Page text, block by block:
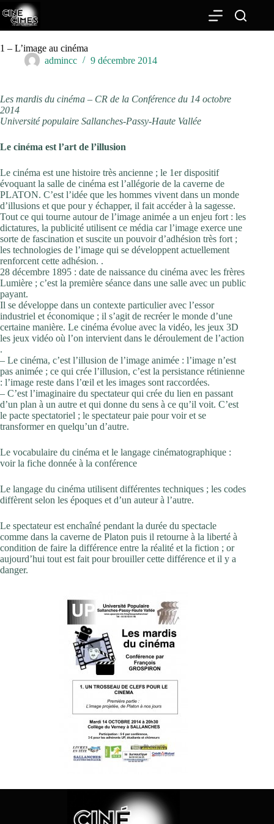
Passer
au
contenu
1 – L’image au cinéma
admincc
9 décembre 2014
Les mardis du cinéma – CR de la Conférence du 14 octobre
2014
Université populaire Sallanches-Passy-Haute Vallée
Le cinéma est l’art de l’illusion
Le cinéma est une histoire très ancienne ; le 1er dispositif
évoquant la salle de cinéma est l’allégorie de la caverne de
PLATON. C’est l’idée que les hommes vivent dans un monde
d’illusions et que pour y échapper, il fait accéder à la sagesse.
Tout ce qui tourne autour de l’image animée a un enjeu fort : les
dictatures, la publicité utilisent ce média car l’image exerce une
sorte de fascination et suscite un pouvoir d’adhésion très fort ;
les technologies de l’image qui se développent actuellement
renforcent cette adhésion. .
28 décembre 1895 : date de naissance du cinéma avec les frères
Lumière ; c’est la première séance dans une salle avec un public
payant.
Il se développe dans un contexte particulier avec l’essor
industriel et économique ; il s’agit de recréer le monde d’une
certaine manière. Le cinéma évolue avec la vidéo, les jeux 3D
les jeux vidéo où l’on intervient dans le déroulement de l’action
.
– Le cinéma, c’est l’illusion de l’image animée : l’image n’est
pas animée ; ce qui crée l’illusion, c’est la persistance rétinienne
: l’image reste dans l’œil et les images sont raccordées.
– C’est l’imaginaire du spectateur qui crée du lien en passant
d’un plan à un autre et qui donne du sens à ce qu’il voit. C’est
le pacte spectatoriel ; le spectateur paie pour voir et se
transformer en quelqu’un d’autre.
Le vocabulaire du cinéma et le langage cinématographique :
voir la fiche donnée à la conférence
Le langage du cinéma utilisent différentes techniques ; les codes
diffèrent selon les époques et d’un auteur à l’autre.
Le spectateur est enchaîné pendant la durée du spectacle
comme dans la caverne de Platon puis il retourne à la liberté à
condition de faire la différence entre la réalité et la fiction ; or
aujourd’hui tout est fait pour brouiller cette différence et il y a
danger.